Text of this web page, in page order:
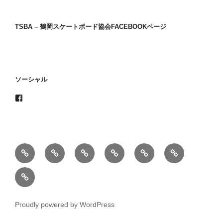
TSBA – 鶴岡スケートボード協会FACEBOOKページ
ソーシャル
HOME
About
us
School blog Record キ
ッ
Contact
us
Proudly powered by WordPress